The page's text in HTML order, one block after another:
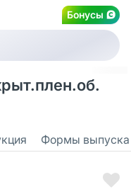
Бонусы
Формы выпуска